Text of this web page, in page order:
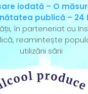
iodată – O
publică – 24
în parteneriat cu
reamintește
utilizării sării